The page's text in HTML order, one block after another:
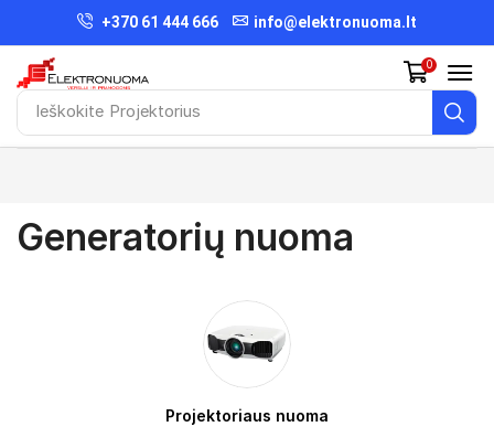
+370 61 444 666 info@elektronuoma.lt
Ieškokite Projektorius
0
Generatorių nuoma
Projektoriaus nuoma